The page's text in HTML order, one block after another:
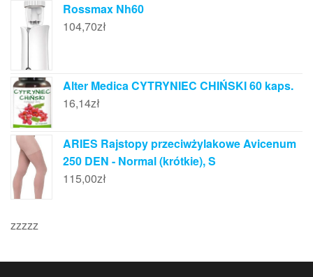
Rossmax Nh60
104,70zł
Alter Medica CYTRYNIEC CHIŃSKI 60 kaps.
16,14zł
ARIES Rajstopy przeciwżylakowe Avicenum
250 DEN - Normal (krótkie), S
115,00zł
zzzzz